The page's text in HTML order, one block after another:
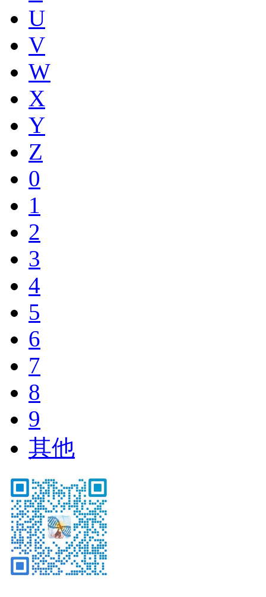
U
V
W
X
Y
Z
0
1
2
3
4
5
6
7
8
9
其他